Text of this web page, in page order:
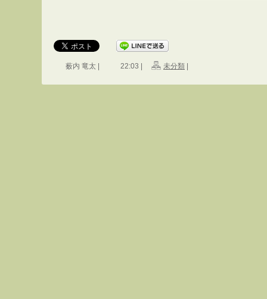
薮内 竜太 | 22:03 | 未分類